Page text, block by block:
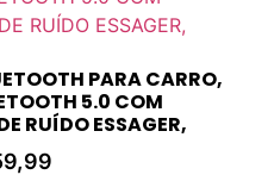
PARA CARRO,
5.0 COM
RUÍDO ESSAGER,